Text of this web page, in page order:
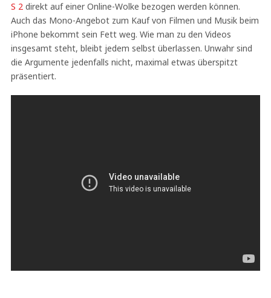
S 2direkt auf einer Online-Wolke bezogen werden können.
Auch das Mono-Angebot zum Kauf von Filmen und Musik beim
iPhone bekommt sein Fett weg. Wie man zu den Videos
insgesamt steht, bleibt jedem selbst überlassen. Unwahr sind
die Argumente jedenfalls nicht, maximal etwas überspitzt
präsentiert.